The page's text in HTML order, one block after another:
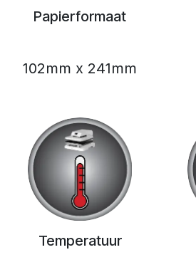
Papierformaat
102mm x 241mm
Temperatuur